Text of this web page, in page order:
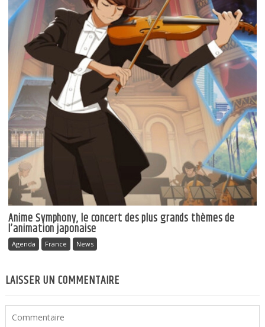
Anime Symphony, le concert des plus grands thèmes de
l’animation japonaise
Agenda France News
LAISSER UN COMMENTAIRE